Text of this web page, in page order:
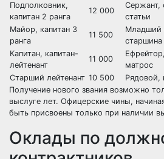
Подполковник,
капитан 2 ранга
12 000
Сержант,
статьи
Майор, капитан 3
ранга
11 500
Младший
старшина
Капитан, капитан-
лейтенант
11 000
матрос
Старший лейтенант 10 500 Рядовой,
Получение нового звания возможно
выслуге лет. Офицерские чины,
быть присвоены только при наличии
Оклады по